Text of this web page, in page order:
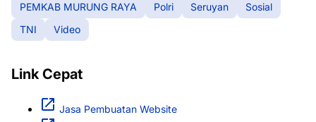
PEMKAB MURUNG RAYA
Polri Seruyan
Sosial
TNI
Video
Link Cepat
Jasa Pembuatan Website